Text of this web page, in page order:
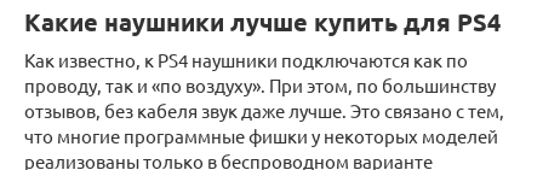
Какие наушники лучше купить для PS4
Как известно, к PS4 наушники подключаются как по
проводу, так и «по воздуху». При этом, по большинству
отзывов, без кабеля звук даже лучше. Это связано с тем,
что многие программные фишки у некоторых моделей
реализованы только в беспроводном варианте